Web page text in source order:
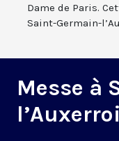
Dame de Paris.
Saint-Germain-
Messe à